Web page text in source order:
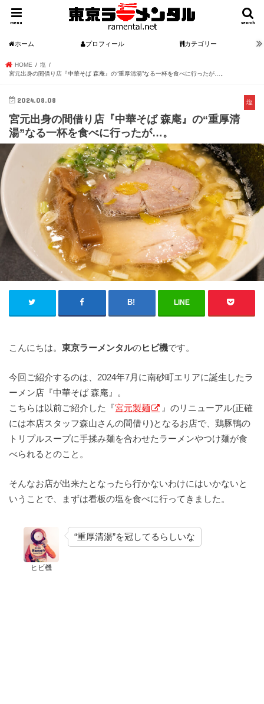
search
menu
ホーム プロフィール カテゴリー
HOME
塩
宮元出身の間借り店『中華そば 森庵』の“重厚清湯”なる一杯を食べに行ったが…。
塩
2024.08.08
宮元出身の間借り店『中華そば 森庵』の“重厚清
湯”なる一杯を食べに行ったが…。
LINE
こんにちは。 東京ラーメンタルのヒビ機です。
今回ご紹介するのは、2024年7月に南砂町エリアに誕生したラ
ーメン店『中華そば 森庵』。
こちらは以前ご紹介した『宮元製麺
』のリニューアル(正確
には本店スタッフ森山さんの間借り)となるお店で、鶏豚鴨の
トリプルスープに手揉み麺を合わせたラーメンやつけ麺が食
べられるとのこと。
そんなお店が出来たとなったら行かないわけにはいかないと
いうことで、まずは看板の塩を食べに行ってきました。
ヒビ機
“重厚清湯”を冠してるらしいな